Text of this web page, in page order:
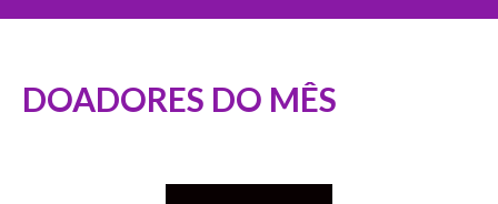
DOADORES DO MÊS